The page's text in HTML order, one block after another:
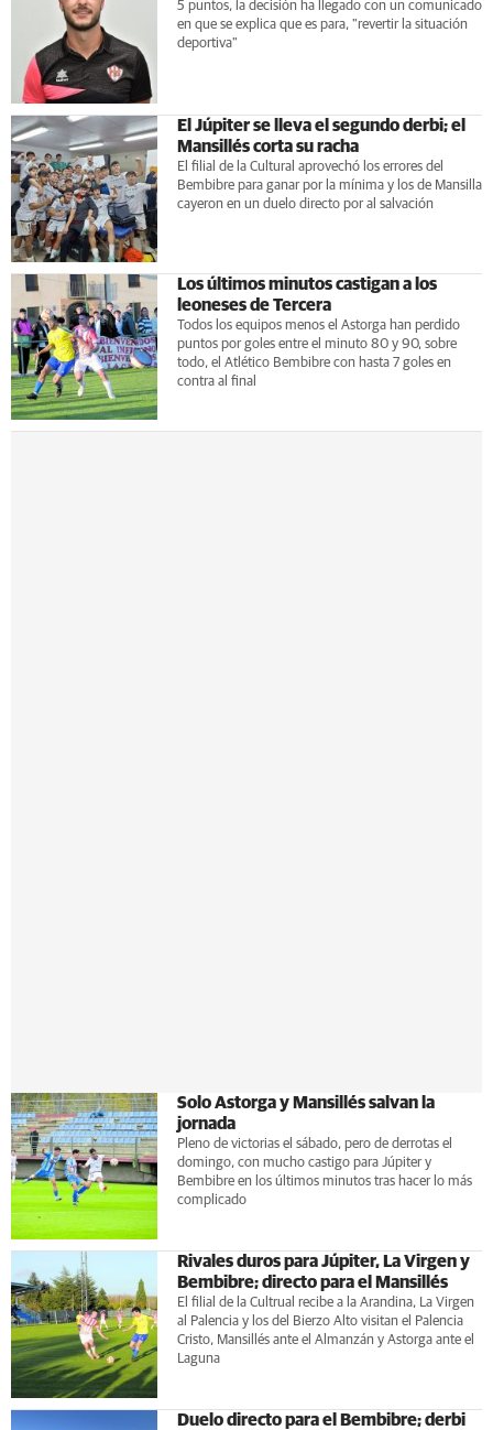
5 puntos, la decisión ha llegado con un comunicado
en que se explica que es para, "revertir la situación
deportiva"
El Júpiter se lleva el segundo derbi; el
Mansillés corta su racha
El filial de la Cultural aprovechó los errores del
Bembibre para ganar por la mínima y los de Mansilla
cayeron en un duelo directo por al salvación
Los últimos minutos castigan a los
leoneses de Tercera
Todos los equipos menos el Astorga han perdido
puntos por goles entre el minuto 80 y 90, sobre
todo, el Atlético Bembibre con hasta 7 goles en
contra al final
Solo Astorga y Mansillés salvan la
jornada
Pleno de victorias el sábado, pero de derrotas el
domingo, con mucho castigo para Júpiter y
Bembibre en los últimos minutos tras hacer lo más
complicado
Rivales duros para Júpiter, La Virgen y
Bembibre; directo para el Mansillés
El filial de la Cultrual recibe a la Arandina, La Virgen
al Palencia y los del Bierzo Alto visitan el Palencia
Cristo, Mansillés ante el Almanzán y Astorga ante el
Laguna
Duelo directo para el Bembibre; derbi